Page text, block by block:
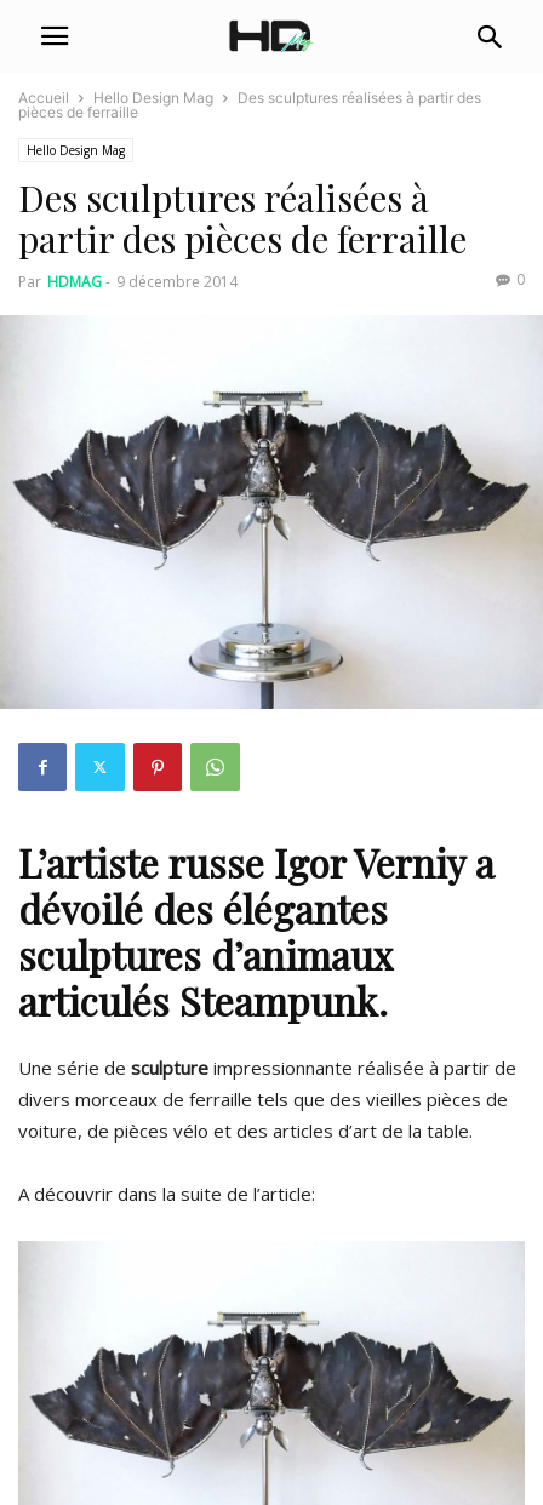
Accueil Hello Design Mag
Des sculptures réalisées à partir des
pièces de ferraille
Hello Design Mag
Des sculptures réalisées à
partir des pièces de ferraille
Par HDMAG- 9 décembre 2014 0
L’artiste russe Igor Verniya
dévoilé des élégantes
sculptures d’animaux
articulés Steampunk.
Une série de sculpture impressionnante réalisée à partir de
divers morceaux de ferraille tels que des vieilles pièces de
voiture, de pièces vélo et des articles d’art de la table.
A découvrir dans la suite de l’article: